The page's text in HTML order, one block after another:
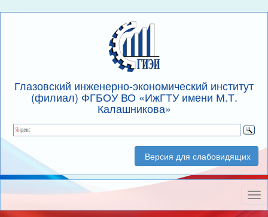
Глазовский инженерно-экономический институт
(филиал) ФГБОУ ВО «ИжГТУ имени М.Т.
Калашникова»
Версия для слабовидящих